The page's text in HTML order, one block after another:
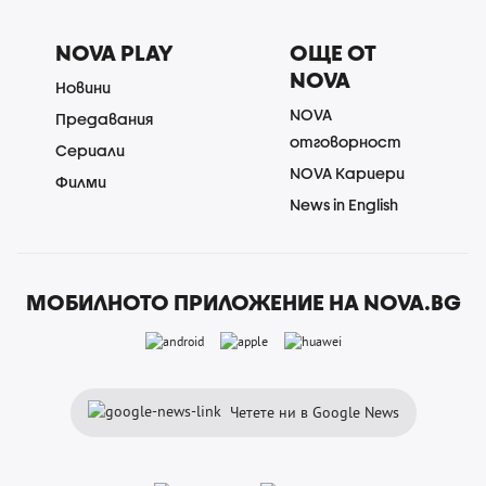
NOVA PLAY
Новини
Предавания
Сериали
Филми
ОЩЕ ОТ
NOVA
NOVA
отговорност
NOVA Кариери
News in English
МОБИЛНОТО ПРИЛОЖЕНИЕ НА NOVA.BG
Четете ни в Google News